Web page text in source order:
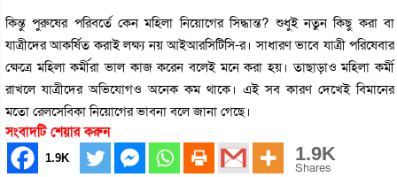
কিন্তু পুরুষের পরিবর্তে কেন মহিলা নিয়োগের সিদ্ধান্ত? শুধুই নতুন কিছু করা বা
যাত্রীদের আকর্ষিত করাই লক্ষ্য নয় আইআরসিটিসি-র। সাধারণ ভাবে যাত্রী পরিষেবার
ক্ষেত্রে মহিলা কর্মীরা ভাল কাজ করেন বলেই মনে করা হয়। তাছাড়াও মহিলা কর্মী
রাখলে যাত্রীদের অভিযোগও অনেক কম থাকে। এই সব কারণ দেখেই বিমানের
মতো রেলসেবিকা নিয়োগের ভাবনা বলে জানা গেছে।
সংবাদটি শেয়ার করুন
1.9K 1.9K
Shares